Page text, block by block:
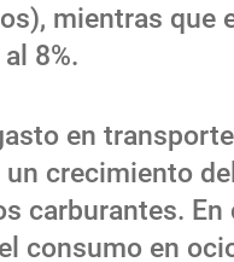
mientras
8%.
en
crecimiento
carburantes.
consumo en